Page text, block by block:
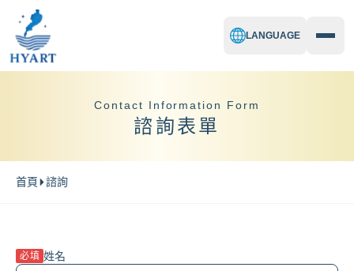
LANGUAGE
Contact Information Form
諮詢表單
首頁 諮詢
必填 姓名